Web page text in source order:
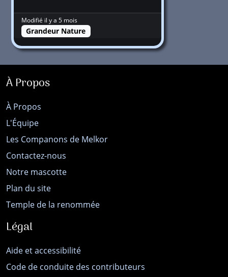
Modifié il y a 5 mois
Grandeur Nature
À Propos
À Propos
L'Équipe
Les Companons de Melkor
Contactez-nous
Notre mascotte
Plan du site
Temple de la renommée
Légal
Aide et accessibilité
Code de conduite des contributeurs